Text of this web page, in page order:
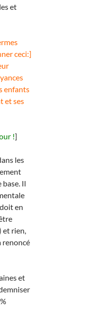
et
ceci:]
enfants
et ses
!]
les
Il
en
et rien,
renoncé
et